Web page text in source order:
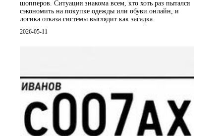
шопперов. Ситуация знакома всем, кто хоть раз пытался
сэкономить на покупке одежды или обуви онлайн, и
логика отказа системы выглядит как загадка.
2026-05-11